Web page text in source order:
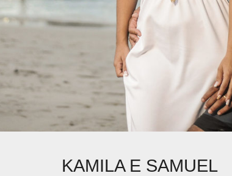
KAMILA E SAMUEL